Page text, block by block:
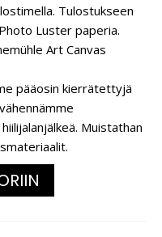
Tulostukseen
Luster paperia.
Art Canvas
pääosin kierrätettyjä
Muistathan